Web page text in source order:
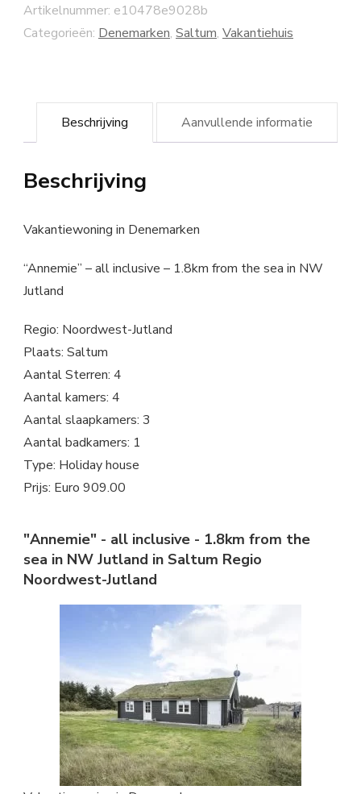
Artikelnummer: e10478e9028b
Categorieën: Denemarken, Saltum, Vakantiehuis
Beschrijving Aanvullende informatie
Beschrijving
Vakantiewoning in Denemarken
“Annemie” – all inclusive – 1.8km from the sea in NW
Jutland
Regio: Noordwest-Jutland
Plaats: Saltum
Aantal Sterren: 4
Aantal kamers: 4
Aantal slaapkamers: 3
Aantal badkamers: 1
Type: Holiday house
Prijs: Euro 909.00
"Annemie" - all inclusive - 1.8km from the
sea in NW Jutland in Saltum Regio
Noordwest-Jutland